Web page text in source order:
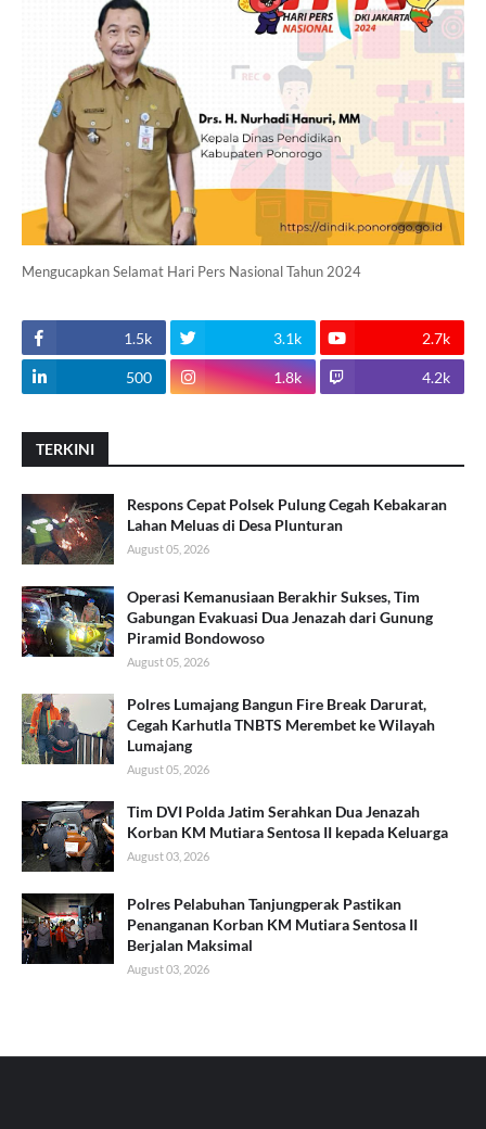
Mengucapkan Selamat Hari Pers Nasional Tahun 2024
1.5k 3.1k 2.7k
500 1.8k 4.2k
TERKINI
Respons Cepat Polsek Pulung Cegah Kebakaran
Lahan Meluas di Desa Plunturan
August 05, 2026
Operasi Kemanusiaan Berakhir Sukses, Tim
Gabungan Evakuasi Dua Jenazah dari Gunung
Piramid Bondowoso
August 05, 2026
Polres Lumajang Bangun Fire Break Darurat,
Cegah Karhutla TNBTS Merembet ke Wilayah
Lumajang
August 05, 2026
Tim DVI Polda Jatim Serahkan Dua Jenazah
Korban KM Mutiara Sentosa II kepada Keluarga
August 03, 2026
Polres Pelabuhan Tanjungperak Pastikan
Penanganan Korban KM Mutiara Sentosa II
Berjalan Maksimal
August 03, 2026